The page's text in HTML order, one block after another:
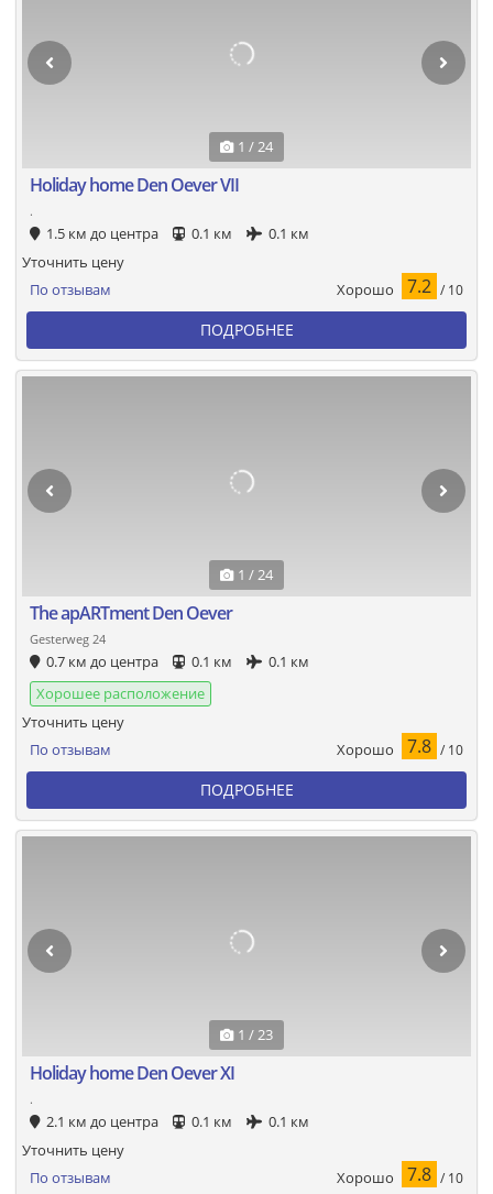
1 / 24
Holiday home Den Oever VII
.
1.5 км до центра 0.1 км 0.1 км
По отзывам Хорошо 7.2 / 10
Уточнить цену
ПОДРОБНЕЕ
1 / 24
The apARTment Den Oever
Gesterweg 24
0.7 км до центра 0.1 км
0.1 км
Хорошее расположение
По отзывам Хорошо 7.8 / 10
Уточнить цену
ПОДРОБНЕЕ
1 / 23
Holiday home Den Oever XI
.
2.1 км до центра 0.1 км 0.1 км
По отзывам Хорошо 7.8 / 10
Уточнить цену